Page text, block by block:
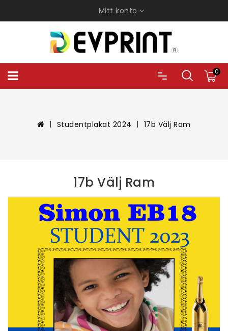
Mitt konto
0
Studentplakat 2024 17b Välj Ram
17b Välj Ram